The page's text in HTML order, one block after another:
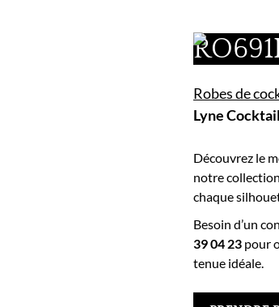
Robes de
Lyne Cocktail
Découvrez le
notre
chaque
Besoin d’un
39 04 23 pour
tenue idéale.